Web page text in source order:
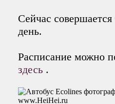
Сейчас
день.
Расписание можно
здесь .